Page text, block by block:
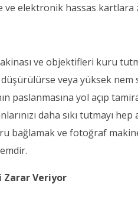
ve elektronik hassas kartlara
ve objektifleri kuru
veya yüksek nem
paslanmasına yol açıp
daha sıkı tutmayı
bağlamak ve fotoğraf
Zarar Veriyor